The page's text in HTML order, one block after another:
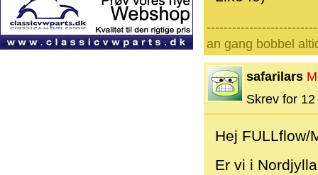
an gang bobbel
safarilars
Skrev for
Hej FULLflow/
Er vi i